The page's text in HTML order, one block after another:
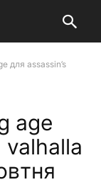
для assassin’s
age
valhalla